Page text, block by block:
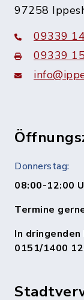
97258
09339
09339
Donnerstag:
08:00-12:00
Termine
In
0151/1400